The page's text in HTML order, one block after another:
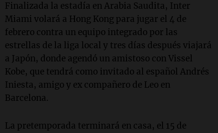
Finalizada la estadía en Arabia Saudita, Inter
Miami volará a Hong Kong para jugar el 4 de
febrero contra un equipo integrado por las
estrellas de la liga local y tres días después viajará
a Japón, donde agendó un amistoso con Vissel
Kobe, que tendrá como invitado al español Andrés
Iniesta, amigo y ex compañero de Leo en
Barcelona.
La pretemporada terminará en casa, el 15 de